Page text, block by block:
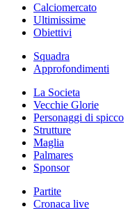
Calciomercato
Ultimissime
Obiettivi
Squadra
Approfondimenti
La Societa
Vecchie Glorie
Personaggi di spicco
Strutture
Maglia
Palmares
Sponsor
Partite
Cronaca live